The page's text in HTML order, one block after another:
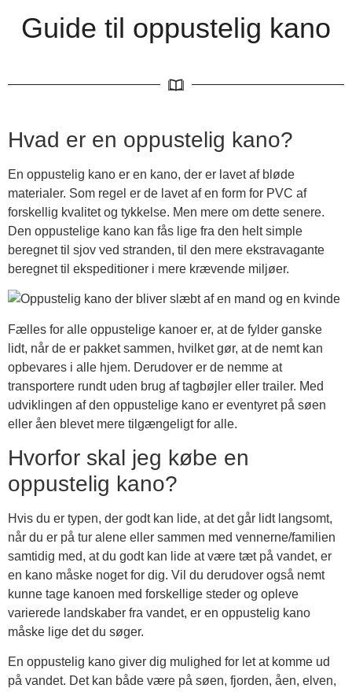
Guide til oppustelig kano
Hvad er en oppustelig kano?
En oppustelig kano er en kano, der er lavet af bløde
materialer. Som regel er de lavet af en form for PVC af
forskellig kvalitet og tykkelse. Men mere om dette senere.
Den oppustelige kano kan fås lige fra den helt simple
beregnet til sjov ved stranden, til den mere ekstravagante
beregnet til ekspeditioner i mere krævende miljøer.
Fælles for alle oppustelige kanoer er, at de fylder ganske
lidt, når de er pakket sammen, hvilket gør, at de nemt kan
opbevares i alle hjem. Derudover er de nemme at
transportere rundt uden brug af tagbøjler eller trailer. Med
udviklingen af den oppustelige kano er eventyret på søen
eller åen blevet mere tilgængeligt for alle.
Hvorfor skal jeg købe en
oppustelig kano?
Hvis du er typen, der godt kan lide, at det går lidt langsomt,
når du er på tur alene eller sammen med vennerne/familien
samtidig med, at du godt kan lide at være tæt på vandet, er
en kano måske noget for dig. Vil du derudover også nemt
kunne tage kanoen med forskellige steder og opleve
varierede landskaber fra vandet, er en oppustelig kano
måske lige det du søger.
En oppustelig kano giver dig mulighed for let at komme ud
på vandet. Det kan både være på søen, fjorden, åen, elven,